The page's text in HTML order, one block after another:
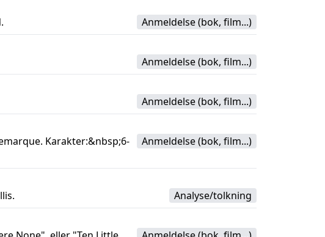
Anmeldelse (bok, film...)
Anmeldelse (bok, film...)
Anmeldelse (bok, film...)
Anmeldelse (bok, film...)
Karakter:&nbsp;6-
Analyse/tolkning